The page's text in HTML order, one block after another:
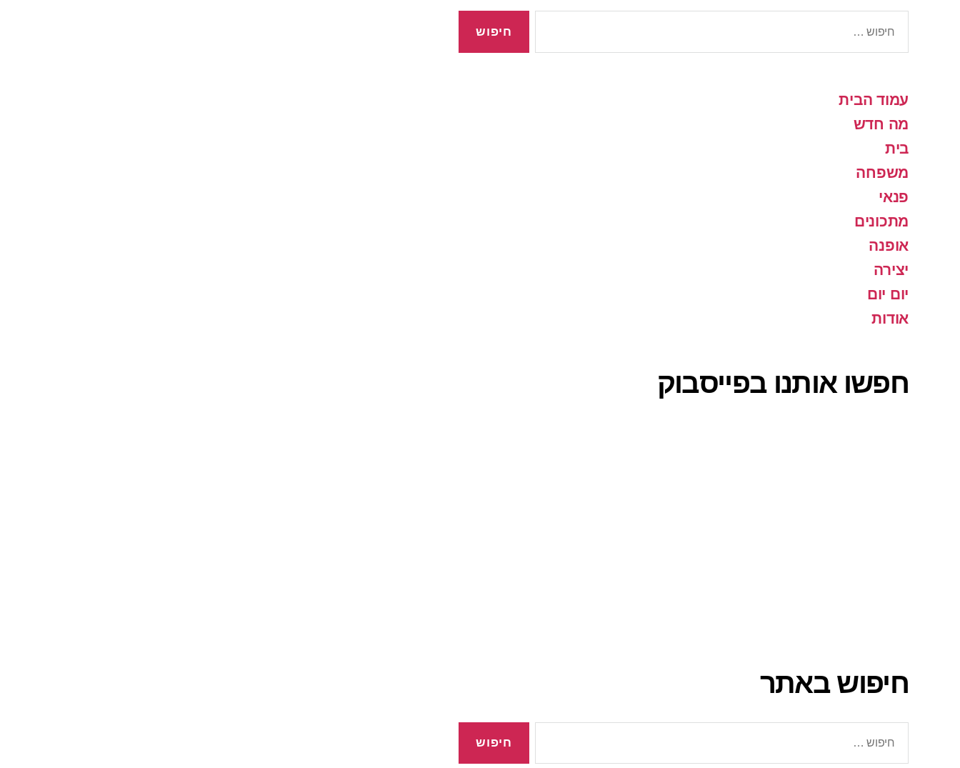
עמוד הבית
מה חדש
בית
משפחה
פנאי
מתכונים
אופנה
יצירה
יום יום
אודות
חפשו אותנו בפייסבוק
חיפוש באתר